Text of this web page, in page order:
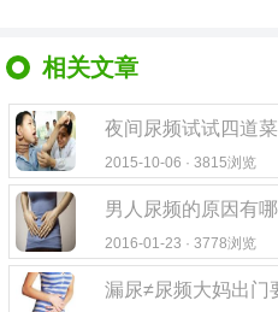
相关文章
夜间尿频试试四道菜
2015-10-06 · 3815浏览
男人尿频的原因有
2016-01-23 · 3778浏览
漏尿≠尿频大妈出门